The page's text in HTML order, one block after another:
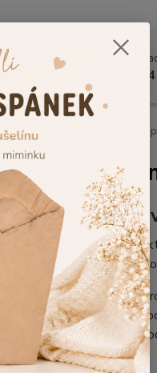
Nevíte si
+420
plenky Dada – plenky
plenky pro
–
pro miminko Dada,
ve velikostech pro
patří mezi nejdůležitější
dětské pokožce a
získaly důvěru tisíců